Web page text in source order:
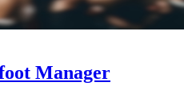
Manager